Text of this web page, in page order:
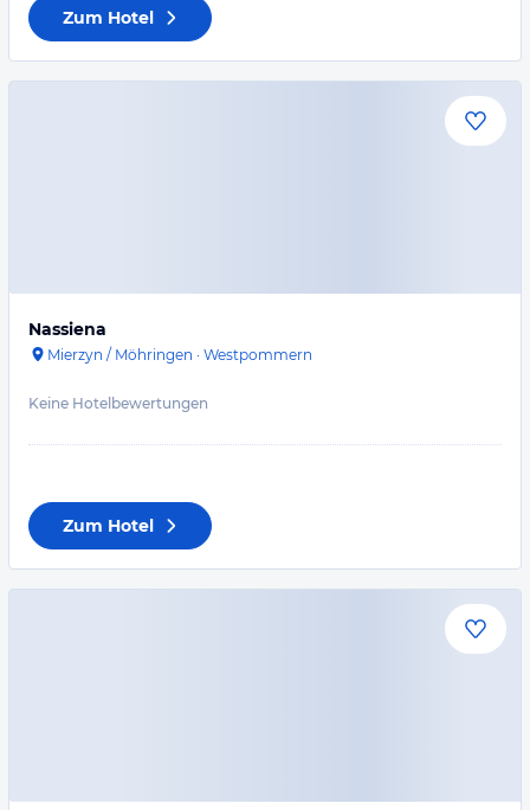
Zum Hotel
Nassiena
Mierzyn / Möhringen · Westpommern
Keine Hotelbewertungen
Zum Hotel